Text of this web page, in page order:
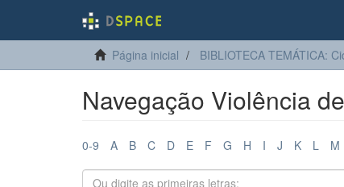
Página inicial BIBLIOTECA TEMÁTICA:
Navegação Violência
0-9 A B C D E F G H I J K L M